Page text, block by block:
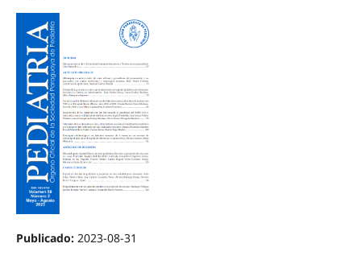
Publicado: 2023-08-31